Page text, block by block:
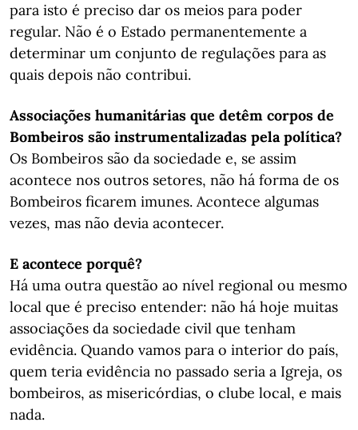
para isto é preciso dar os meios para poder
regular. Não é o Estado permanentemente a
determinar um conjunto de regulações para as
quais depois não contribui.
Associações humanitárias que detêm corpos de
Bombeiros são instrumentalizadas pela política?
Os Bombeiros são da sociedade e, se assim
acontece nos outros setores, não há forma de os
Bombeiros ficarem imunes. Acontece algumas
vezes, mas não devia acontecer.
E acontece porquê?
Há uma outra questão ao nível regional ou mesmo
local que é preciso entender: não há hoje muitas
associações da sociedade civil que tenham
evidência. Quando vamos para o interior do país,
quem teria evidência no passado seria a Igreja, os
bombeiros, as misericórdias, o clube local, e mais
nada.